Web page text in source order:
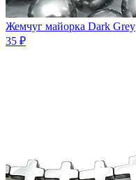
Жемчуг майорка Dark Grey
35 ₽